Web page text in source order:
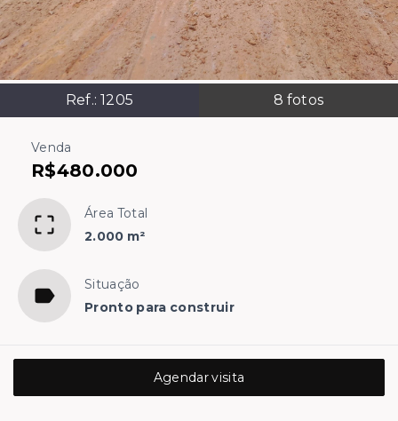
Ref.: 1205 8 fotos
Venda
R$480.000
Área Total
2.000 m²
Situação
Pronto para construir
Agendar visita